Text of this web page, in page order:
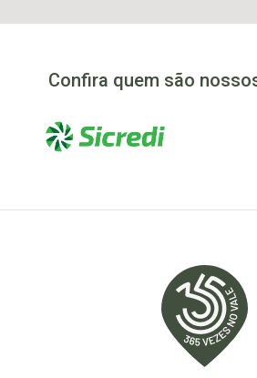
Confira quem são